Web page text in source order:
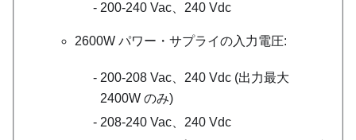
200-240 Vac、240 Vdc
2600W パワー・サプライの入力電圧:
200-208 Vac、240 Vdc (出力最大
2400W のみ)
208-240 Vac、240 Vdc